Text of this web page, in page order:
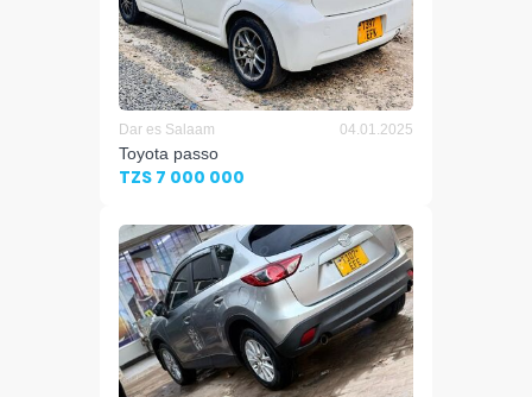
Dar es Salaam 04.01.2025
Toyota passo
TZS 7 000 000